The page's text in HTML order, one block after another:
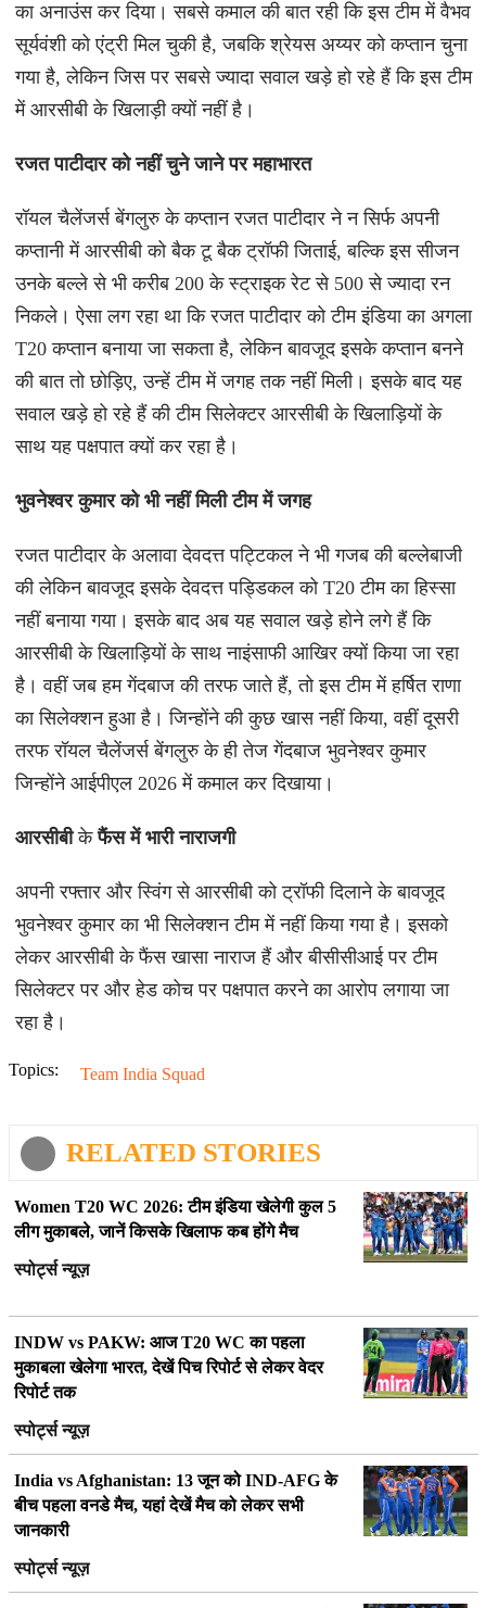
का अनाउंस कर दिया। सबसे कमाल की बात रही कि इस टीम में वैभव
सूर्यवंशी को एंट्री मिल चुकी है, जबकि श्रेयस अय्यर को कप्तान चुना
गया है, लेकिन जिस पर सबसे ज्यादा सवाल खड़े हो रहे हैं कि इस टीम
में आरसीबी के खिलाड़ी क्यों नहीं है।
रजत पाटीदार को नहीं चुने जाने पर महाभारत
रॉयल चैलेंजर्स बेंगलुरु के कप्तान रजत पाटीदार ने न सिर्फ अपनी
कप्तानी में आरसीबी को बैक टू बैक ट्रॉफी जिताई, बल्कि इस सीजन
उनके बल्ले से भी करीब 200 के स्ट्राइक रेट से 500 से ज्यादा रन
निकले। ऐसा लग रहा था कि रजत पाटीदार को टीम इंडिया का अगला
T20 कप्तान बनाया जा सकता है, लेकिन बावजूद इसके कप्तान बनने
की बात तो छोड़िए, उन्हें टीम में जगह तक नहीं मिली। इसके बाद यह
सवाल खड़े हो रहे हैं की टीम सिलेक्टर आरसीबी के खिलाड़ियों के
साथ यह पक्षपात क्यों कर रहा है।
भुवनेश्वर कुमार को भी नहीं मिली टीम में जगह
रजत पाटीदार के अलावा देवदत्त पट्टिकल ने भी गजब की बल्लेबाजी
की लेकिन बावजूद इसके देवदत्त पड्डिकल को T20 टीम का हिस्सा
नहीं बनाया गया। इसके बाद अब यह सवाल खड़े होने लगे हैं कि
आरसीबी के खिलाड़ियों के साथ नाइंसाफी आखिर क्यों किया जा रहा
है। वहीं जब हम गेंदबाज की तरफ जाते हैं, तो इस टीम में हर्षित राणा
का सिलेक्शन हुआ है। जिन्होंने की कुछ खास नहीं किया, वहीं दूसरी
तरफ रॉयल चैलेंजर्स बेंगलुरु के ही तेज गेंदबाज भुवनेश्वर कुमार
जिन्होंने आईपीएल 2026 में कमाल कर दिखाया।
आरसीबीकेफैंस में भारी नाराजगी
अपनी रफ्तार और स्विंग से आरसीबी को ट्रॉफी दिलाने के बावजूद
भुवनेश्वर कुमार का भी सिलेक्शन टीम में नहीं किया गया है। इसको
लेकर आरसीबी के फैंस खासा नाराज हैं और बीसीसीआई पर टीम
सिलेक्टर पर और हेड कोच पर पक्षपात करने का आरोप लगाया जा
रहा है।
Topics: Team India Squad
RELATED STORIES
Women T20 WC 2026: टीम इंडिया खेलेगी कुल 5
लीग मुकाबले, जानें किसके खिलाफ कब होंगे मैच
स्पोर्ट्स न्यूज़
INDW vs PAKW: आज T20 WC का पहला
मुकाबला खेलेगा भारत, देखें पिच रिपोर्ट से लेकर वेदर
रिपोर्ट तक
स्पोर्ट्स न्यूज़
India vs Afghanistan: 13 जून को IND-AFG के
बीच पहला वनडे मैच, यहां देखें मैच को लेकर सभी
जानकारी
स्पोर्ट्स न्यूज़